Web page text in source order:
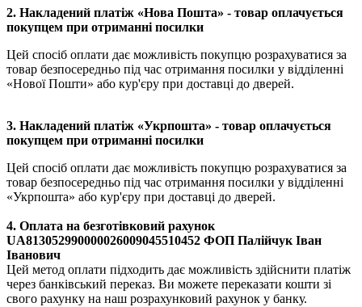
2. Накладений платіж «Нова Пошта» - товар оплачується
покупцем при отриманні посилки
Цей спосіб оплати дає можливість покупцю розрахуватися за
товар безпосередньо під час отримання посилки у відділенні
«Нової Пошти» або кур'єру при доставці до дверей.
3. Накладений платіж «Укрпошта» - товар оплачується
покупцем при отриманні посилки
Цей спосіб оплати дає можливість покупцю розрахуватися за
товар безпосередньо під час отримання посилки у відділенні
«Укрпошта» або кур'єру при доставці до дверей.
4. Оплата на безготівковий рахунок
UA813052990000026009045510452 ФОП Палійчук Іван
Іванович
Цей метод оплати підходить дає можливість здійснити платіж
через банківський переказ. Ви можете переказати кошти зі
свого рахунку на наш розрахунковий рахунок у банку.